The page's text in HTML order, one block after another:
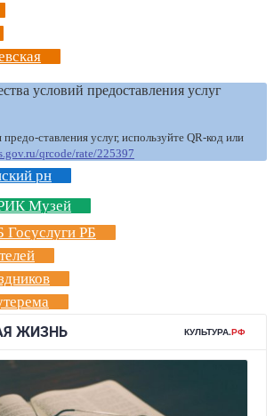
условий предоставления услуг
ставления услуг, используйте QR-код или
qrcode/rate/225397
рн
Музей
Госуслуги РБ